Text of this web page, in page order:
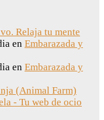
Relaja tu mente
en Embarazada y
en Embarazada y
(Animal Farm)
- Tu web de ocio